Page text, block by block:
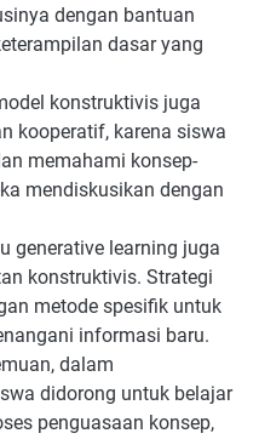
dengan bantuan
dasar yang
konstruktivis juga
kooperatif, karena siswa
memahami konsep-
mendiskusikan dengan
generative learning juga
konstruktivis. Strategi
metode spesifik untuk
informasi baru.
dalam
didorong untuk belajar
penguasaan konsep,